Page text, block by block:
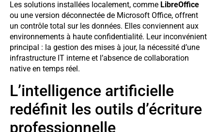
Les solutions installées localement, comme LibreOffice
ou une version déconnectée de Microsoft Office, offrent
un contrôle total sur les données. Elles conviennent aux
environnements à haute confidentialité. Leur inconvénient
principal : la gestion des mises à jour, la nécessité d’une
infrastructure IT interne et l’absence de collaboration
native en temps réel.
L’intelligence artificielle
redéfinit les outils d’écriture
professionnelle